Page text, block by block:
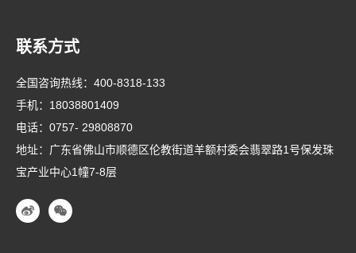
联系方式
全国咨询热线： 400-8318-133
手机： 18038801409
电话： 0757- 29808870
地址：广东省佛山市顺德区伦教街道羊额村委会翡翠路1号保发珠
宝产业中心1幢7-8层